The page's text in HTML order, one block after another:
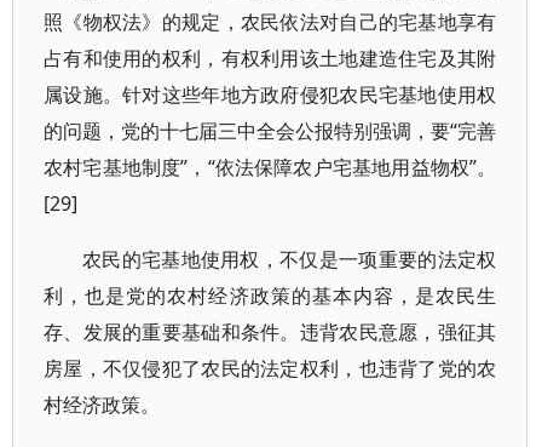
照《物权法》的规定，农民依法对自己的宅基地享有
占有和使用的权利，有权利用该土地建造住宅及其附
属设施。针对这些年地方政府侵犯农民宅基地使用权
的问题，党的十七届三中全会公报特别强调，要“完善
农村宅基地制度”，“依法保障农户宅基地用益物权”。
[29]
农民的宅基地使用权，不仅是一项重要的法定权
利，也是党的农村经济政策的基本内容，是农民生
存、发展的重要基础和条件。违背农民意愿，强征其
房屋，不仅侵犯了农民的法定权利，也违背了党的农
村经济政策。